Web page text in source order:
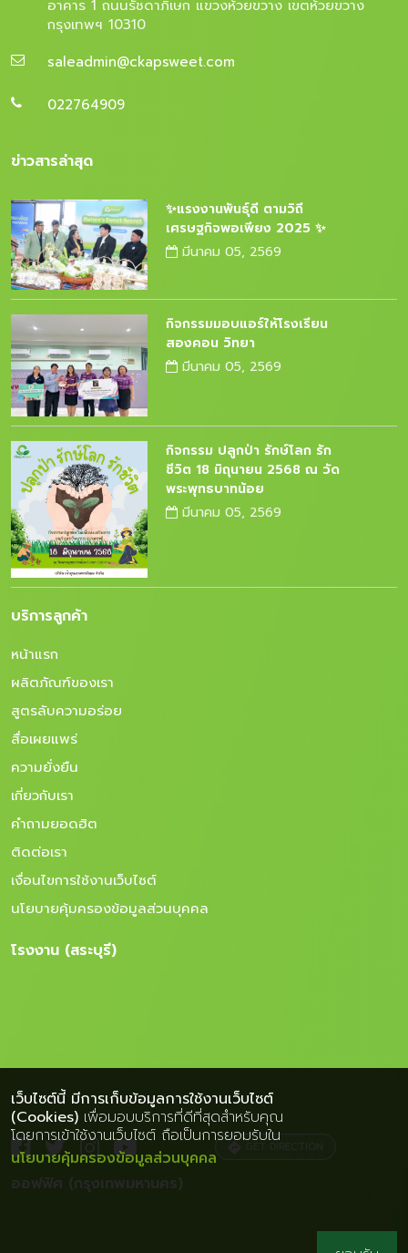
อาคาร 1 ถนนรัชดาภิเษก แขวงห้วยขวาง เขตห้วยขวาง
กรุงเทพฯ 10310
saleadmin@ckapsweet.com
022764909
ข่าวสารล่าสุด
✨แรงงานพันธุ์ดี ตามวิถี
เศรษฐกิจพอเพียง 2025 ✨
มีนาคม 05, 2569
กิจกรรมมอบแอร์ให้โรงเรียน
สองคอน วิทยา
มีนาคม 05, 2569
กิจกรรม ปลูกป่า รักษ์โลก รัก
ชีวิต 18 มิถุนายน 2568 ณ วัด
พระพุทธบาทน้อย
มีนาคม 05, 2569
บริการลูกค้า
หน้าแรก
ผลิตภัณฑ์ของเรา
สูตรลับความอร่อย
สื่อเผยแพร่
ความยั่งยืน
เกี่ยวกับเรา
คำถามยอดฮิต
ติดต่อเรา
เงื่อนไขการใช้งานเว็บไซต์
นโยบายคุ้มครองข้อมูลส่วนบุคคล
โรงงาน (สระบุรี)
GET DIRECTION
ออฟฟิศ (กรุงเทพมหานคร)
เว็บไซต์นี้ มีการเก็บข้อมูลการใช้งานเว็บไซต์
(Cookies) เพื่อมอบบริการที่ดีที่สุดสำหรับคุณ
โดยการเข้าใช้งานเว็บไซต์ ถือเป็นการยอมรับใน
นโยบายคุ้มครองข้อมูลส่วนบุคคล